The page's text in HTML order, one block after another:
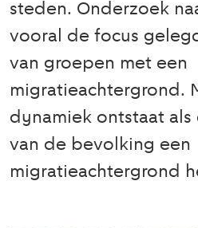
steden. Onderzoek
vooral de focus
van groepen met een
migratieachtergrond.
dynamiek ontstaat
van de bevolking een
migratieachtergrond